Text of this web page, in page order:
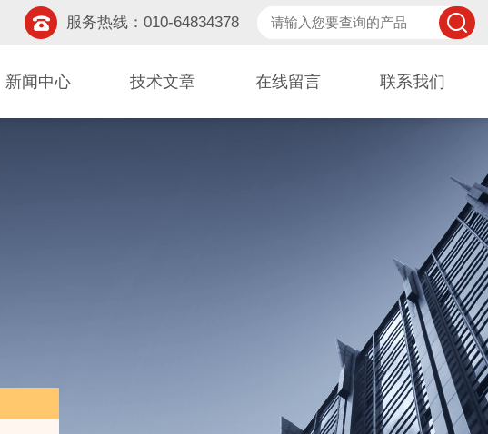
服务热线：010-64834378
新闻中心 技术文章 在线留言 联系我们